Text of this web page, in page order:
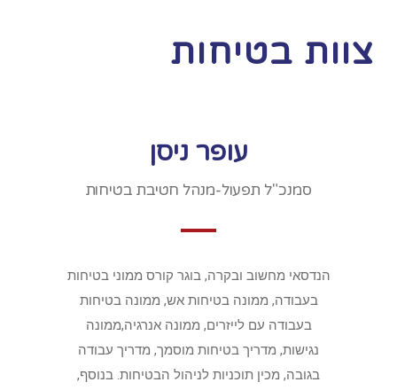
צוות בטיחות
עופר ניסן
סמנכ"ל תפעול-מנהל חטיבת בטיחות
הנדסאי מחשוב ובקרה, בוגר קורס ממוני בטיחות
בעבודה, ממונה בטיחות אש, ממונה בטיחות
בעבודה עם לייזרים, ממונה אנרגיה,ממונה
נגישות, מדריך בטיחות מוסמך, מדריך עבודה
בגובה, מכין תוכניות לניהול הבטיחות. בנוסף,